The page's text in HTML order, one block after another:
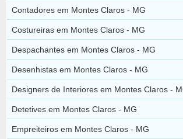
Contadores em Montes Claros - MG
Costureiras em Montes Claros - MG
Despachantes em Montes Claros - MG
Desenhistas em Montes Claros - MG
Designers de Interiores em Montes Claros -
Detetives em Montes Claros - MG
Empreiteiros em Montes Claros - MG